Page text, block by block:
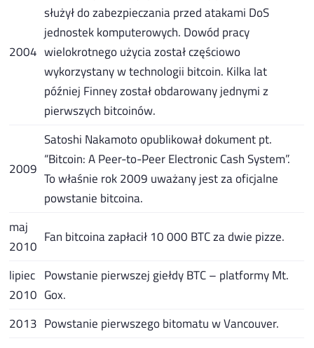
2004
służył do zabezpieczania przed atakami DoS
jednostek komputerowych. Dowód pracy
wielokrotnego użycia został częściowo
wykorzystany w technologii bitcoin. Kilka lat
później Finney został obdarowany jednymi z
pierwszych bitcoinów.
2009
Satoshi Nakamoto opublikował dokument pt.
“Bitcoin: A Peer-to-Peer Electronic Cash System”.
To właśnie rok 2009 uważany jest za oficjalne
powstanie bitcoina.
maj
2010
Fan bitcoina zapłacił 10 000 BTC za dwie pizze.
lipiec
2010
Powstanie pierwszej giełdy BTC – platformy Mt.
Gox.
2013 Powstanie pierwszego bitomatu w Vancouver.